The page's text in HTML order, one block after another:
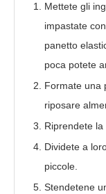
Mettete gli
impastate
panetto
poca potete
Formate una
riposare
Riprendete
Dividete a
piccole.
Stendetene